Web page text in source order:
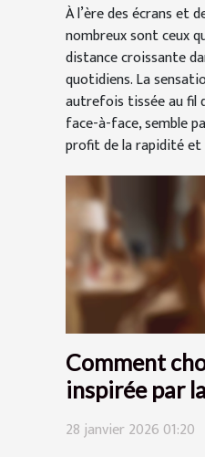
À l’ère des écrans et
nombreux sont ceux
distance croissante
quotidiens. La
autrefois tissée au fil
face-à-face, semble
profit de la rapidité et
Comment
inspirée par
africaine ?
28 janvier 2026 01:20